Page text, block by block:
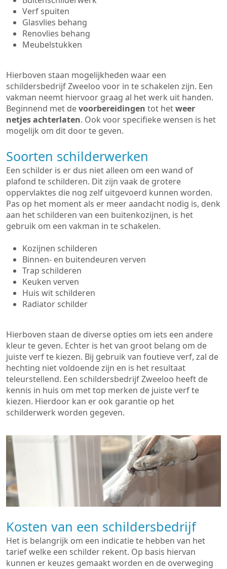
Verf spuiten
Glasvlies behang
Renovlies behang
Meubelstukken
Hierboven staan mogelijkheden waar een
schildersbedrijf Zweeloo voor in te schakelen zijn. Een
vakman neemt hiervoor graag al het werk uit handen.
Beginnend met devoorbereidingen tot hetweer
netjes achterlaten. Ook voor specifieke wensen is het
mogelijk om dit door te geven.
Soorten schilderwerken
Een schilder is er dus niet alleen om een wand of
plafond te schilderen. Dit zijn vaak de grotere
oppervlaktes die nog zelf uitgevoerd kunnen worden.
Pas op het moment als er meer aandacht nodig is, denk
aan het schilderen van een buitenkozijnen, is het
gebruik om een vakman in te schakelen.
Kozijnen schilderen
Binnen- en buitendeuren verven
Trap schilderen
Keuken verven
Huis wit schilderen
Radiator schilder
Hierboven staan de diverse opties om iets een andere
kleur te geven. Echter is het van groot belang om de
juiste verf te kiezen. Bij gebruik van foutieve verf, zal de
hechting niet voldoende zijn en is het resultaat
teleurstellend. Een schildersbedrijf Zweeloo heeft de
kennis in huis om met top merken de juiste verf te
kiezen. Hierdoor kan er ook garantie op het
schilderwerk worden gegeven.
Kosten van een schildersbedrijf
Het is belangrijk om een indicatie te hebben van het
tarief welke een schilder rekent. Op basis hiervan
kunnen er keuzes gemaakt worden en de overweging